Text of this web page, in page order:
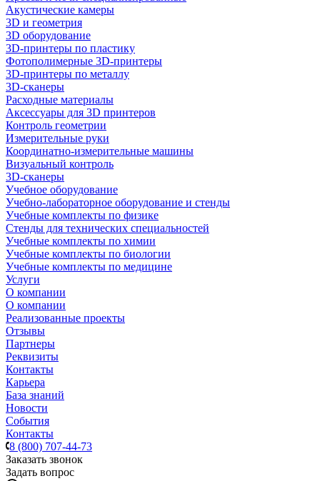
Акустические камеры
3D и геометрия
3D оборудование
3D-принтеры по пластику
Фотополимерные 3D-принтеры
3D-принтеры по металлу
3D-сканеры
Расходные материалы
Аксессуары для 3D принтеров
Контроль геометрии
Измерительные руки
Координатно-измерительные машины
Визуальный контроль
3D-сканеры
Учебное оборудование
Учебно-лабораторное оборудование и стенды
Учебные комплекты по физике
Стенды для технических специальностей
Учебные комплекты по химии
Учебные комплекты по биологии
Учебные комплекты по медицине
Услуги
О компании
О компании
Реализованные проекты
Отзывы
Партнеры
Реквизиты
Контакты
Карьера
База знаний
Новости
События
Контакты
8 (800) 707-44-73
Заказать звонок
Задать вопрос